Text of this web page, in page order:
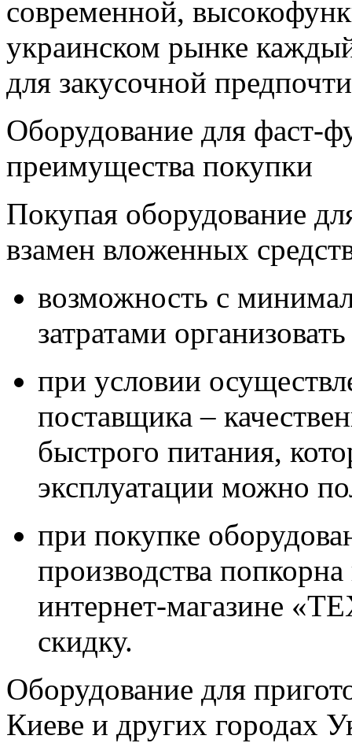
современной,
украинском рынке
для закусочной
Оборудование для фаст-
преимущества покупки
Покупая оборудование
взамен вложенных
возможность с
затратами
при условии
поставщика –
быстрого питания,
эксплуатации можно
при покупке
производства
интернет-магазине
скидку.
Оборудование для
Киеве и других городах